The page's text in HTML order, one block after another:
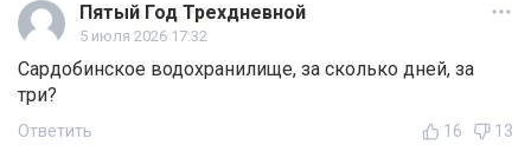
Пятый Год Трехдневной
5 июля 2026 17:32
Сардобинское водохранилище, за сколько дней, за
три?
Ответить 16 13